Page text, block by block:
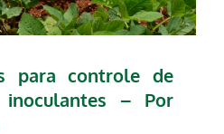
para controle de
– Por